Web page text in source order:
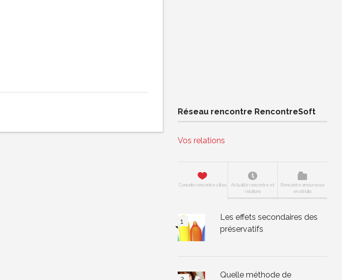
Réseau rencontre RencontreSoft
Vos relations
Conseils rencontre utiles
Actualité rencontre et
relations
Rencontre amoureuse
en détails
Les effets secondaires des
préservatifs
Quelle méthode de